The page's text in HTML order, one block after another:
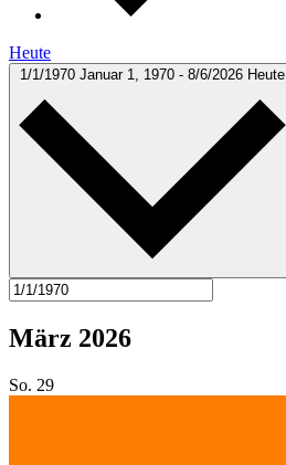
Heute
1/1/1970 Januar 1, 1970 - 8/6/2026 Heute
März 2026
So. 29